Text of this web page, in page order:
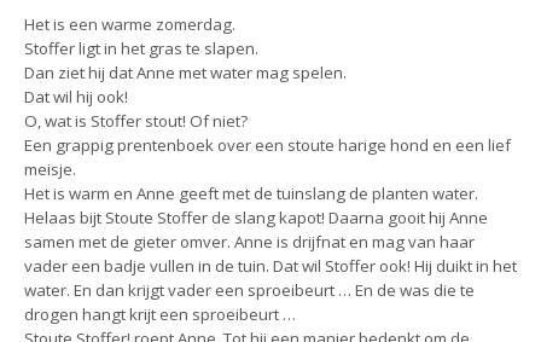
Het is een warme zomerdag.
Stoffer ligt in het gras te slapen.
Dan ziet hij dat Anne met water mag spelen.
Dat wil hij ook!
O, wat is Stoffer stout! Of niet?
Een grappig prentenboek over een stoute harige hond en een lief
meisje.
Het is warm en Anne geeft met de tuinslang de planten water.
Helaas bijt Stoute Stoffer de slang kapot! Daarna gooit hij Anne
samen met de gieter omver. Anne is drijfnat en mag van haar
vader een badje vullen in de tuin. Dat wil Stoffer ook! Hij duikt in het
water. En dan krijgt vader een sproeibeurt … En de was die te
drogen hangt krijt een sproeibeurt …